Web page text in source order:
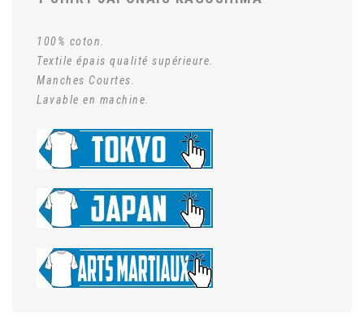
100% coton.
Textile épais qualité supérieure.
Manches Courtes.
Lavable en machine.